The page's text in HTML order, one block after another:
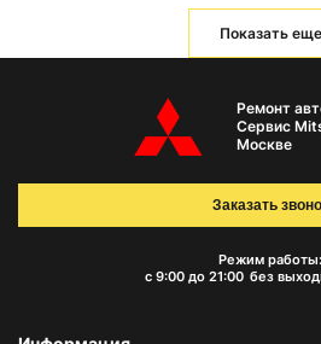
Показать еще
Ремонт
Сервис
Москве
Режим работы:
с 9:00 до 21:00 без
Заказать